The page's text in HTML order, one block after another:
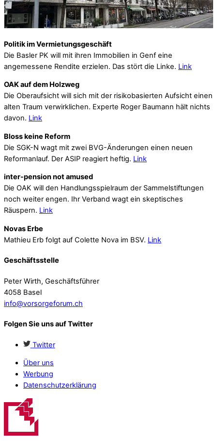
Politik im Vermietungsgeschäft
Die Basler PK will mit ihren Immobilien in Genf eine
angemessene Rendite erzielen. Das stört die Linke. Link
OAK auf dem Holzweg
Die Oberaufsicht will sich mit der risikobasierten Aufsicht einen
alten Traum verwirklichen. Experte Roger Baumann hält nichts
davon. Link
Bloss keine Reform
Die SGK-N wagt mit zwei BVG-Änderungen einen neuen
Reformanlauf. Der ASIP reagiert heftig. Link
inter-pension not amused
Die OAK will den Handlungsspielraum der Sammelstiftungen
noch weiter engen. Ihr Verband wagt ein skeptisches
Räuspern. Link
Novas Erbe
Mathieu Erb folgt auf Colette Nova im BSV. Link
Geschäftsstelle
Peter Wirth, Geschäftsführer
4058 Basel
info@vorsorgeforum.ch
Folgen Sie uns auf Twitter
Twitter
Über uns
Werbung
Datenschutzerklärung